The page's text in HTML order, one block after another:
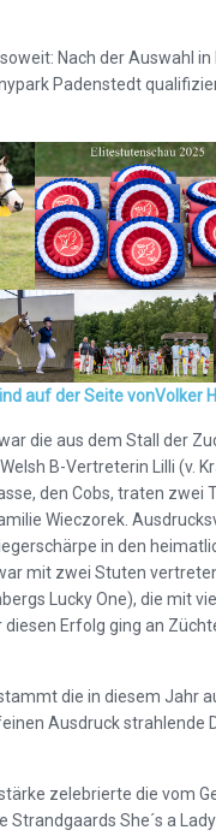
Nach der Auswahl
Padenstedt
auf der Seite vonVolker
die aus dem Stall der
B-Vertreterin Lilli (v.
den Cobs, traten zwei
Wieczorek.
in den
mit zwei Stuten
Lucky One), die mit
diesen Erfolg ging an
die in diesem Jahr
Ausdruck strahlende
zelebrierte die vom
She´s a